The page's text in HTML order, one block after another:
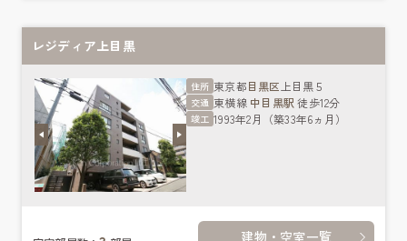
レジディア上目黒
住所 東京都目黒区 上目黒５
交通 東横線 中目黒駅 徒歩12分
竣工 1993年2月（築33年6ヵ月）
建物・空室一覧